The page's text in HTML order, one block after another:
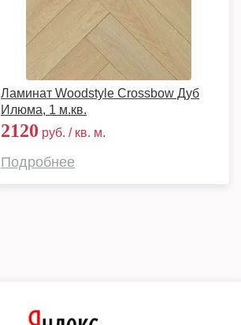
Ламинат Woodstyle Crossbow Дуб
Илюма, 1 м.кв.
2120 руб. / кв. м.
Подробнее